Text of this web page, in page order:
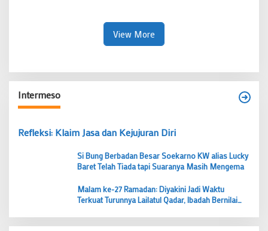
View More
Intermeso
Refleksi: Klaim Jasa dan Kejujuran Diri
Si Bung Berbadan Besar Soekarno KW alias Lucky
Baret Telah Tiada tapi Suaranya Masih Mengema
Malam ke-27 Ramadan: Diyakini Jadi Waktu
Terkuat Turunnya Lailatul Qadar, Ibadah Bernilai
Tangerang Periode 2026–2031